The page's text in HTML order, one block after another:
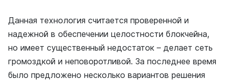
Данная технология считается проверенной и
надежной в обеспечении целостности блокчейна,
но имеет существенный недостаток – делает сеть
громоздкой и неповоротливой. За последнее время
было предложено несколько вариантов решения